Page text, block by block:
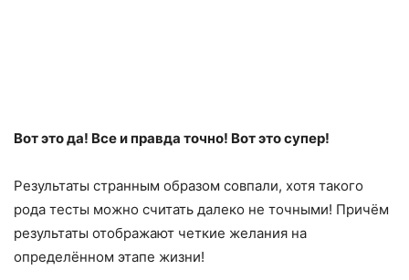
Вот это да! Все и правда точно! Вот это супер!
Результаты странным образом совпали, хотя такого
рода тесты можно считать далеко не точными! Причём
результаты отображают четкие желания на
определённом этапе жизни!